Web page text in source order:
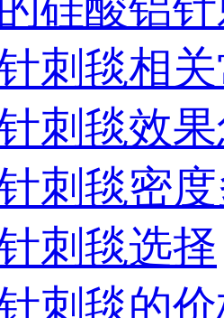
刺毯相
刺毯效
刺毯密
刺毯选择
刺毯的